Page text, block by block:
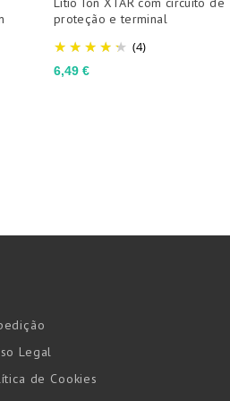
(4)
Preço
6,49 €
proteção e terminal
Legal
de Cookies